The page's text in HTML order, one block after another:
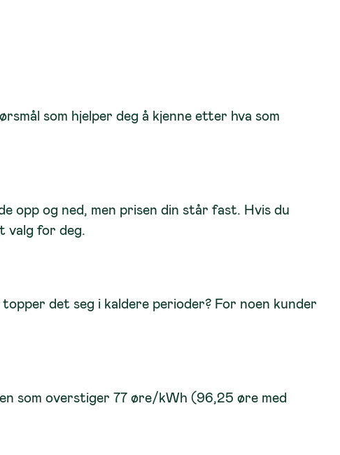
som hjelper deg å kjenne etter hva som
opp og ned, men prisen din står fast. Hvis du
valg for deg.
det seg i kaldere perioder? For noen kunder
som overstiger 77 øre/kWh (96,25 øre med